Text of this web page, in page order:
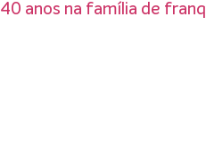
40 anos na família de